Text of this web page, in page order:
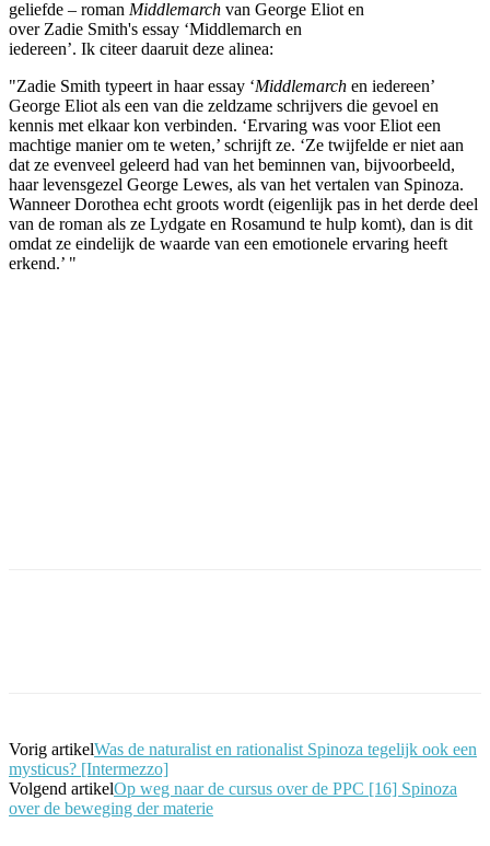
geliefde – roman Middlemarch van George Eliot en
over Zadie Smith's essay ‘Middlemarch en
iedereen’. Ik citeer daaruit deze alinea:
"Zadie Smith typeert in haar essay ‘Middlemarch en iedereen’
George Eliot als een van die zeldzame schrijvers die gevoel en
kennis met elkaar kon verbinden. ‘Ervaring was voor Eliot een
machtige manier om te weten,’ schrijft ze. ‘Ze twijfelde er niet aan
dat ze evenveel geleerd had van het beminnen van, bijvoorbeeld,
haar levensgezel George Lewes, als van het vertalen van Spinoza.
Wanneer Dorothea echt groots wordt (eigenlijk pas in het derde deel
van de roman als ze Lydgate en Rosamund te hulp komt), dan is dit
omdat ze eindelijk de waarde van een emotionele ervaring heeft
erkend.’ "
Vorig artikelWas de naturalist en rationalist Spinoza tegelijk ook een
mysticus? [Intermezzo]
Volgend artikelOp weg naar de cursus over de PPC [16] Spinoza
over de beweging der materie